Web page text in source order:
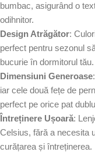
bumbac, asigurând o
odihnitor.
Design Atrăgător:
perfect pentru sezonul
bucurie în dormitorul tău.
Dimensiuni Generoase
iar cele două fețe de
perfect pe orice pat
Întreținere Ușoară:
Celsius, fără a necesita
curățarea și întreținerea.